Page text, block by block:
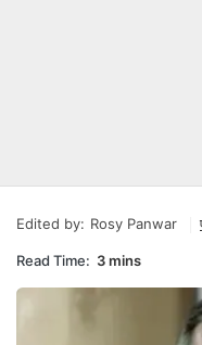
Edited by: Rosy Panwar
Read Time: 3 mins